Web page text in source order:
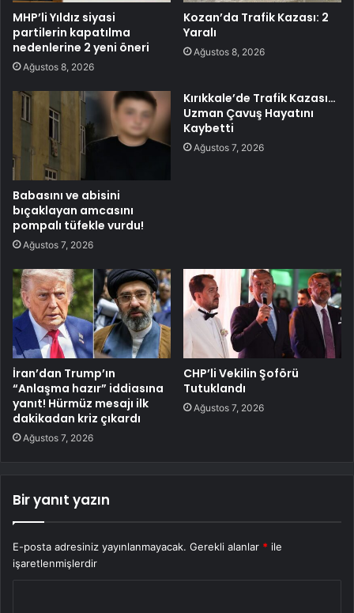
MHP’li Yıldız siyasi
partilerin kapatılma
nedenlerine 2 yeni öneri
Ağustos 8, 2026
Kozan’da Trafik Kazası: 2
Yaralı
Ağustos 8, 2026
Babasını ve abisini
bıçaklayan amcasını
pompalı tüfekle vurdu!
Ağustos 7, 2026
Kırıkkale’de Trafik Kazası…
Uzman Çavuş Hayatını
Kaybetti
Ağustos 7, 2026
İran’dan Trump’ın
“Anlaşma hazır” iddiasına
yanıt! Hürmüz mesajı ilk
dakikadan kriz çıkardı
Ağustos 7, 2026
CHP’li Vekilin Şoförü
Tutuklandı
Ağustos 7, 2026
Bir yanıt yazın
E-posta adresiniz yayınlanmayacak. Gerekli alanlar * ile
işaretlenmişlerdir